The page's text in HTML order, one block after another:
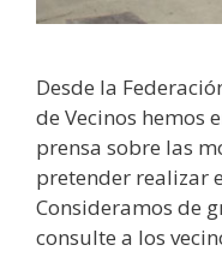
Desde la
de Vecinos hemos
prensa sobre las
pretender realizar
Consideramos de
consulte a los